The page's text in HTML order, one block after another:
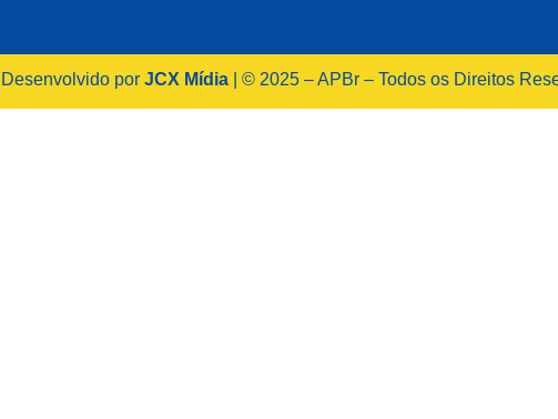
Desenvolvido por JCX Mídia| © 2025 – APBr – Todos os Direitos